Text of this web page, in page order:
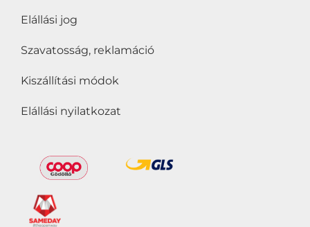
Elállási jog
Szavatosság, reklamáció
Kiszállítási módok
Elállási nyilatkozat